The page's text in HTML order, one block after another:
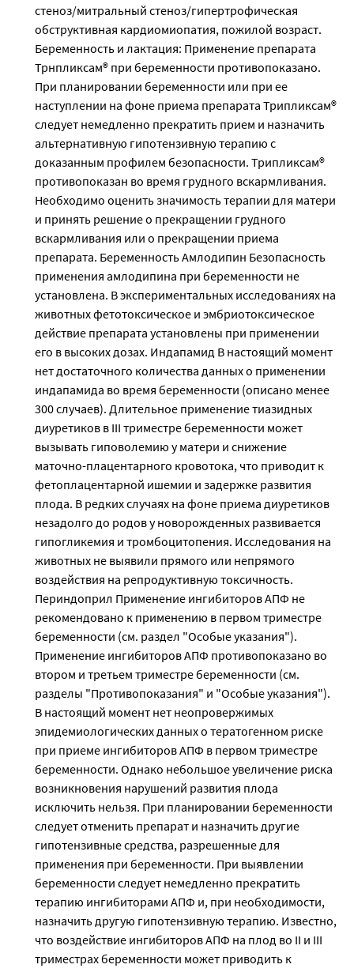
стеноз/митральный стеноз/гипертрофическая
обструктивная кардиомиопатия, пожилой возраст.
Беременность и лактация: Применение препарата
Трнпликсам® при беременности противопоказано.
При планировании беременности или при ее
наступлении на фоне приема препарата Трипликсам®
следует немедленно прекратить прием и назначить
альтернативную гипотензивную терапию с
доказанным профилем безопасности. Трипликсам®
противопоказан во время грудного вскармливания.
Необходимо оценить значимость терапии для матери
и принять решение о прекращении грудного
вскармливания или о прекращении приема
препарата. Беременность Амлодипин Безопасность
применения амлодипина при беременности не
установлена. В экспериментальных исследованиях на
животных фетотоксическое и эмбриотоксическое
действие препарата установлены при применении
его в высоких дозах. Индапамид В настоящий момент
нет достаточного количества данных о применении
индапамида во время беременности (описано менее
300 случаев). Длительное применение тиазидных
диуретиков в III триместре беременности может
вызывать гиповолемию у матери и снижение
маточно-плацентарного кровотока, что приводит к
фетоплацентарной ишемии и задержке развития
плода. В редких случаях на фоне приема диуретиков
незадолго до родов у новорожденных развивается
гипогликемия и тромбоцитопения. Исследования на
животных не выявили прямого или непрямого
воздействия на репродуктивную токсичность.
Периндоприл Применение ингибиторов АПФ не
рекомендовано к применению в первом триместре
беременности (см. раздел "Особые указания").
Применение ингибиторов АПФ противопоказано во
втором и третьем триместре беременности (см.
разделы "Противопоказания" и "Особые указания").
В настоящий момент нет неопровержимых
эпидемиологических данных о тератогенном риске
при приеме ингибиторов АПФ в первом триместре
беременности. Однако небольшое увеличение риска
возникновения нарушений развития плода
исключить нельзя. При планировании беременности
следует отменить препарат и назначить другие
гипотензивные средства, разрешенные для
применения при беременности. При выявлении
беременности следует немедленно прекратить
терапию ингибиторами АПФ и, при необходимости,
назначить другую гипотензивную терапию. Известно,
что воздействие ингибиторов АПФ на плод во II и III
триместрах беременности может приводить к